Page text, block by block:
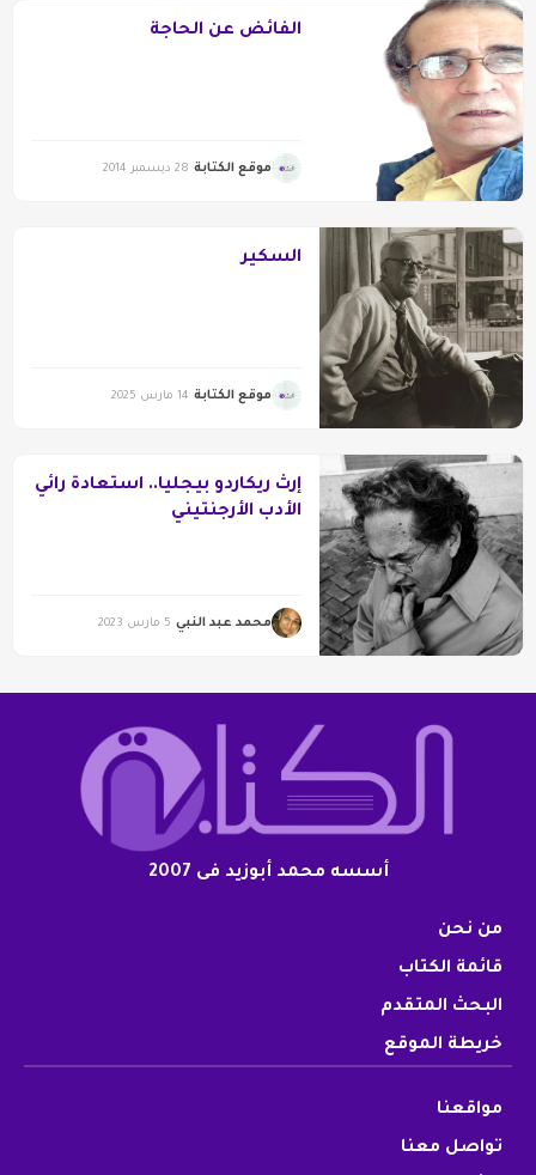
الفائض عن الحاجة
موقع الكتابة 28 ديسمبر 2014
السكير
موقع الكتابة 14 مارس 2025
إرث ريكاردو بيجليا.. استعادة رائي
الأدب الأرجنتيني
محمد عبد النبي 5 مارس 2023
أسسه محمد أبوزيد فى 2007
من نحن
قائمة الكتاب
البحث المتقدم
خريطة الموقع
مواقعنا
تواصل معنا